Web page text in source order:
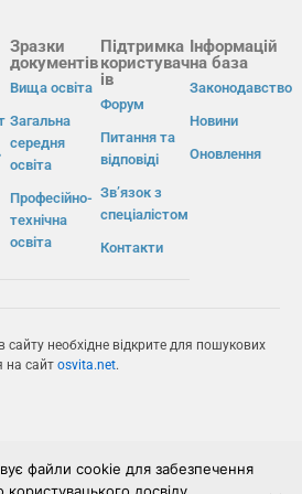
Зразки
документів
Вища освіта
Загальна
середня
освіта
Професійно-
технічна
освіта
Підтримка
користувач
ів
Форум
Питання та
відповіді
Зв’язок з
спеціалістом
Контакти
Інформацій
на база
Законодавство
Новини
Оновлення
сайту необхідне відкрите для пошукових
на сайт osvita.net.
файли cookie для забезпечення